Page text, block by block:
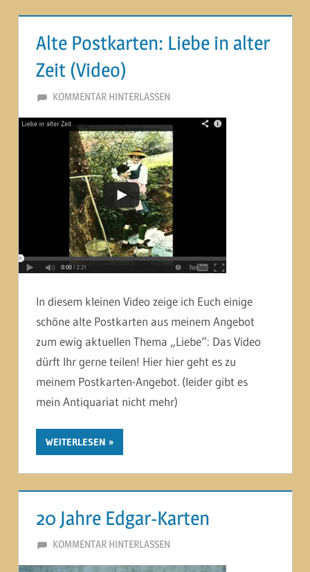
Alte Postkarten: Liebe in alter
Zeit (Video)
2. OKTOBER 2012
MARTINA BERG
KOMMENTAR HINTERLASSEN
In diesem kleinen Video zeige ich Euch einige
schöne alte Postkarten aus meinem Angebot
zum ewig aktuellen Thema „Liebe“: Das Video
dürft Ihr gerne teilen! Hier hier geht es zu
meinem Postkarten-Angebot. (leider gibt es
mein Antiquariat nicht mehr)
WEITERLESEN
20 Jahre Edgar-Karten
27. AUGUST 2012
MARTINA BERG
KOMMENTAR HINTERLASSEN